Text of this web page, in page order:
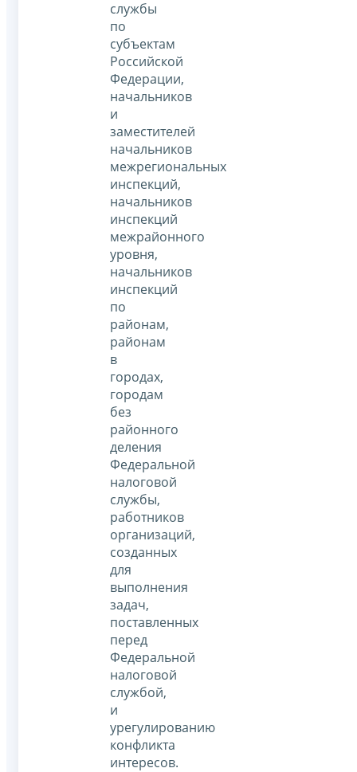
службы
по
субъектам
Российской
Федерации,
начальников
и
заместителей
начальников
межрегиональных
инспекций,
начальников
инспекций
межрайонного
уровня,
начальников
инспекций
по
районам,
районам
в
городах,
городам
без
районного
деления
Федеральной
налоговой
службы,
работников
организаций,
созданных
для
выполнения
задач,
поставленных
перед
Федеральной
налоговой
службой,
и
урегулированию
конфликта
интересов.